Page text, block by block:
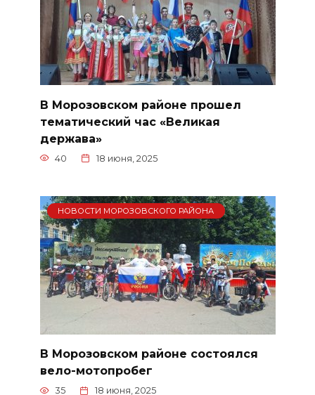
В Морозовском районе прошел
тематический час «Великая
держава»
40 18 июня, 2025
НОВОСТИ МОРОЗОВСКОГО РАЙОНА
В Морозовском районе состоялся
вело-мотопробег
35 18 июня, 2025